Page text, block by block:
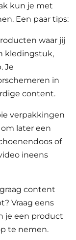
kun je met
Een paar tips:
waar jij
kledingstuk,
Je
in
content.
verpakkingen
later een
of
ineens
content
Vraag eens
je een product
te nemen.